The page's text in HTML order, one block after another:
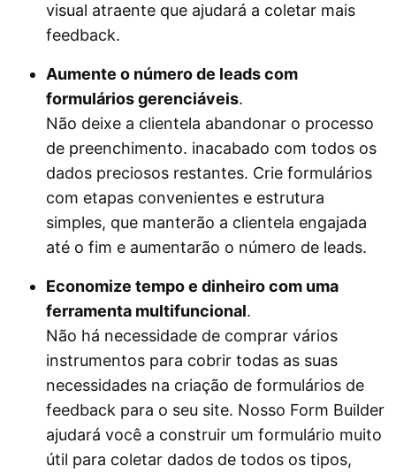
visual atraente que ajudará a coletar mais
feedback.
Aumente o número de leads com
formulários gerenciáveis.
Não deixe a clientela abandonar o processo
de preenchimento. inacabado com todos os
dados preciosos restantes. Crie formulários
com etapas convenientes e estrutura
simples, que manterão a clientela engajada
até o fim e aumentarão o número de leads.
Economize tempo e dinheiro com uma
ferramenta multifuncional.
Não há necessidade de comprar vários
instrumentos para cobrir todas as suas
necessidades na criação de formulários de
feedback para o seu site. Nosso Form Builder
ajudará você a construir um formulário muito
útil para coletar dados de todos os tipos,